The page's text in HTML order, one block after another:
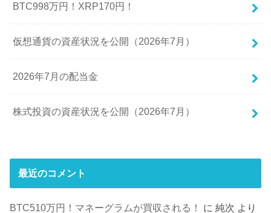
BTC998万円！XRP170円！
仮想通貨の資産状況を公開（2026年7月）
2026年7月の配当金
株式投資の資産状況を公開（2026年7月）
最近のコメント
BTC510万円！マネーグラムが買収される！ に純次 より